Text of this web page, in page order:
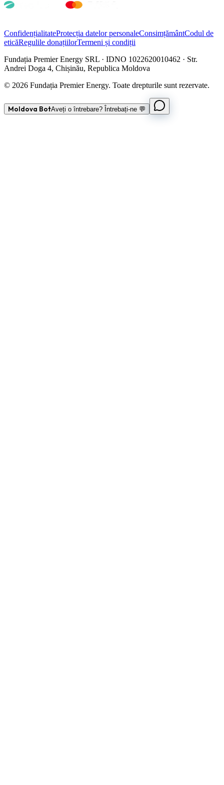
ConfidențialitateProtecția datelor personaleConsimțământCodul de
eticăRegulile donațiilorTermeni și condiții
Fundația Premier Energy SRL · IDNO 1022620010462 · Str.
Andrei Doga 4, Chișinău, Republica Moldova
© 2026 Fundația Premier Energy. Toate drepturile sunt rezervate.
Moldova BotAveți o întrebare? Întrebați-ne 💬